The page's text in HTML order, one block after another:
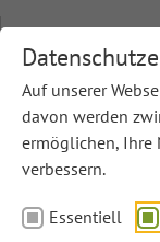
Auf unserer
davon werden
ermöglichen, Ihre
verbessern.
Essentiell
Bildungsserver
RLP Online